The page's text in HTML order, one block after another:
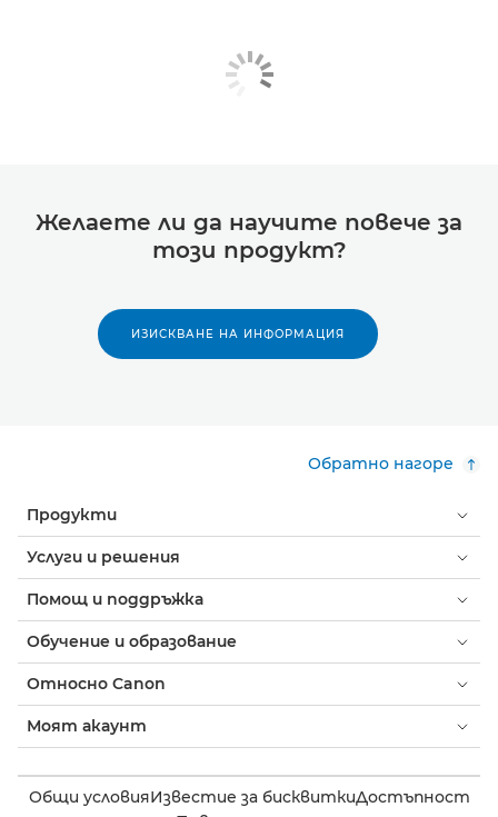
Желаете ли да научите повече за
този продукт?
ИЗИСКВАНЕ НА ИНФОРМАЦИЯ
Обратно нагоре
Продукти
Услуги и решения
Помощ и поддръжка
Обучение и образование
Относно Canon
Моят акаунт
Общи условияИзвестие за бисквиткиДостъпност